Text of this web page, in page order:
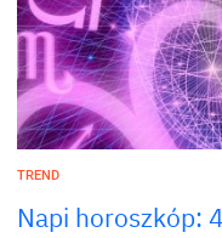
TREND
Napi horoszkóp: